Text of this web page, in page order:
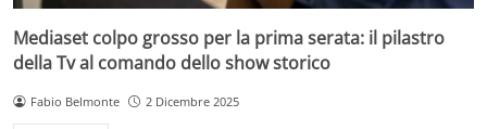
Mediaset colpo grosso per la prima serata: il pilastro
della Tv al comando dello show storico
Fabio Belmonte 2 Dicembre 2025